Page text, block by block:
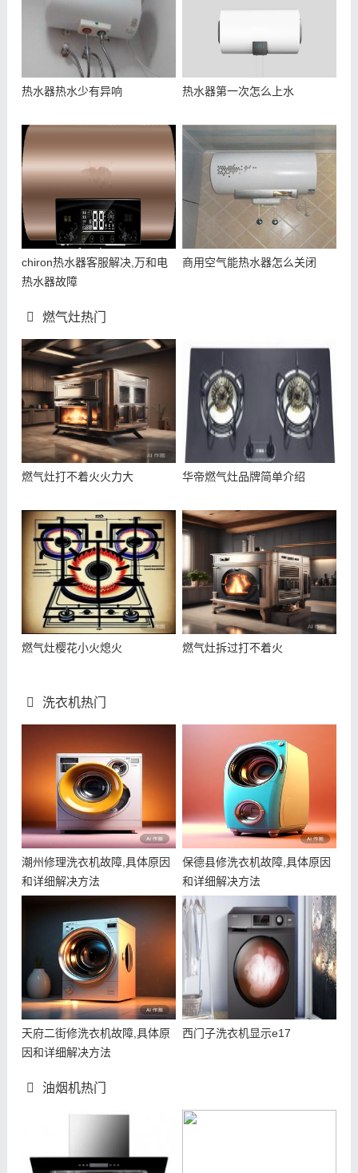
热水器热水少有异响 热水器第一次怎么上水
chiron热水器客服解决,万和电
热水器故障
商用空气能热水器怎么关闭
燃气灶热门
燃气灶打不着火火力大 华帝燃气灶品牌简单介绍
燃气灶樱花小火熄火 燃气灶拆过打不着火
洗衣机热门
潮州修理洗衣机故障,具体原因
和详细解决方法
保德县修洗衣机故障,具体原因
和详细解决方法
天府二街修洗衣机故障,具体原
因和详细解决方法
西门子洗衣机显示e17
油烟机热门